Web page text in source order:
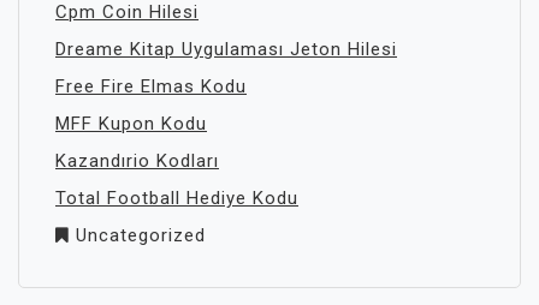
Cpm Coin Hilesi
Dreame Kitap Uygulaması Jeton Hilesi
Free Fire Elmas Kodu
MFF Kupon Kodu
Kazandırio Kodları
Total Football Hediye Kodu
Uncategorized